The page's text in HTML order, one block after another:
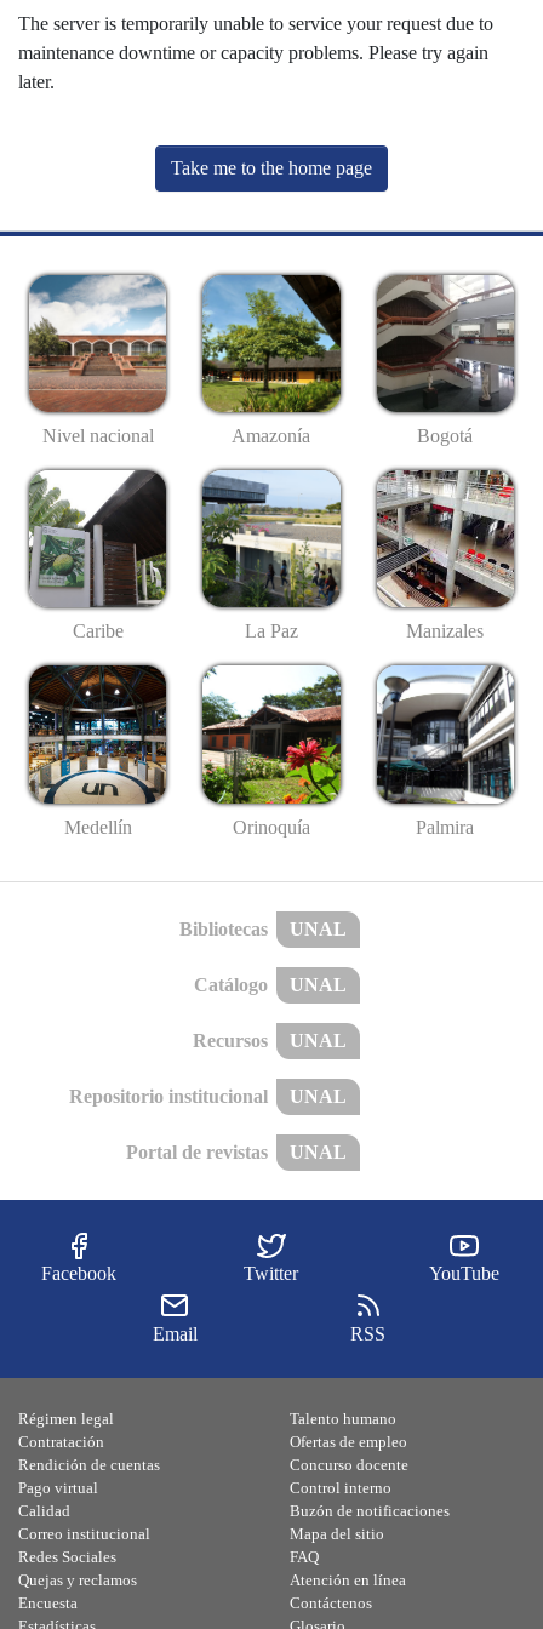
The server is temporarily unable to service your request due to
maintenance downtime or capacity problems. Please try again
later.
Take me to the home page
Nivel nacional Amazonía Bogotá
Caribe La Paz Manizales
Medellín Orinoquía Palmira
Bibliotecas UNAL
Catálogo UNAL
Recursos UNAL
Repositorio institucional UNAL
Portal de revistas UNAL
Facebook Twitter YouTube
Email RSS
Régimen legal
Contratación
Rendición de cuentas
Pago virtual
Calidad
Talento humano
Ofertas de empleo
Concurso docente
Control interno
Buzón de notificaciones
Correo institucional
Redes Sociales
Quejas y reclamos
Encuesta
Mapa del sitio
FAQ
Atención en línea
Contáctenos